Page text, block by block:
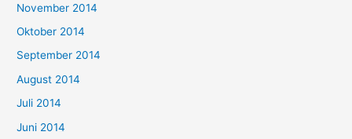
November 2014
Oktober 2014
September 2014
August 2014
Juli 2014
Juni 2014